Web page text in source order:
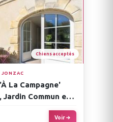
Chiens acceptés
JONZAC
La Campagne'
Jardin Commun et
Voir